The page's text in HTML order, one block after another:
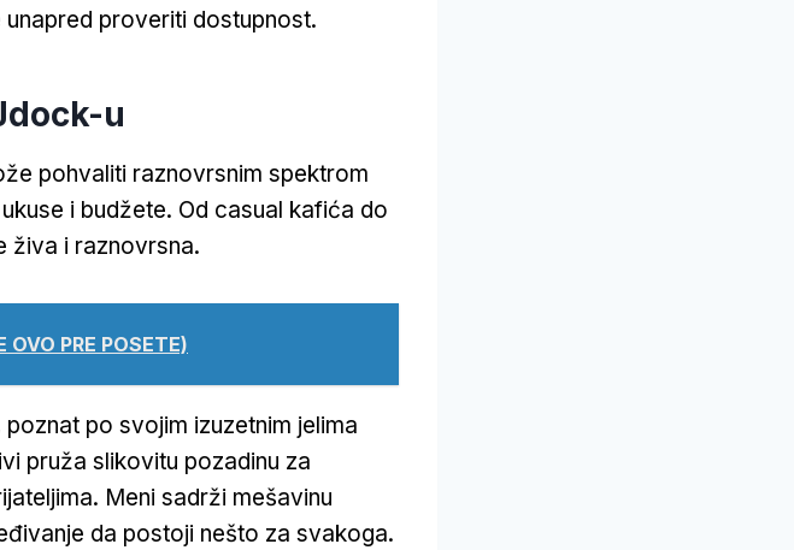
proveriti dostupnost.
u
pohvaliti raznovrsnim spektrom
i budžete. Od casual kafića do
živa i raznovrsna.
PRE POSETE)
poznat po svojim izuzetnim jelima
pruža slikovitu pozadinu za
Meni sadrži mešavinu
da postoji nešto za svakoga.